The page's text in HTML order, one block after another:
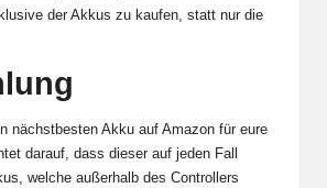
der Akkus zu kaufen, statt nur die
nächstbesten Akku auf Amazon für eure
darauf, dass dieser auf jeden Fall
welche außerhalb des Controllers